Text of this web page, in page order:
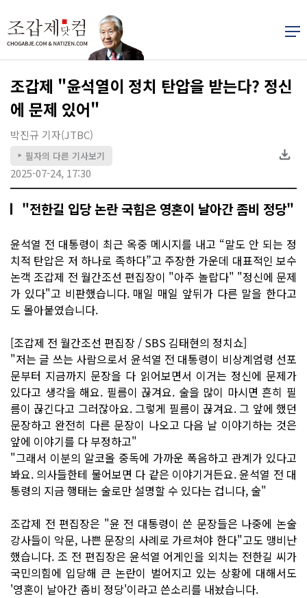
조갑제 "윤석열이 정치 탄압을 받는다? 정신
에 문제 있어"
박진규 기자(JTBC)
▶ 필자의 다른 기사보기
2025-07-24, 17:30
"전한길 입당 논란 국힘은 영혼이 날아간 좀비 정당"
윤석열 전 대통령이 최근 옥중 메시지를 내고 “말도 안 되는 정
치적 탄압은 저 하나로 족하다”고 주장한 가운데 대표적인 보수
논객 조갑제 전 월간조선 편집장이 "아주 놀랍다" "정신에 문제
가 있다"고 비판했습니다. 매일 매일 앞뒤가 다른 말을 한다고
도 몰아붙였습니다.
[조갑제 전 월간조선 편집장 / SBS 김태현의 정치쇼]
"저는 글 쓰는 사람으로서 윤석열 전 대통령이 비상계엄령 선포
문부터 지금까지 문장을 다 읽어보면서 이거는 정신에 문제가
있다고 생각을 해요. 필름이 끊겨요. 술을 많이 마시면 흔히 필
름이 끊긴다고 그러잖아요. 그렇게 필름이 끊겨요. 그 앞에 했던
문장하고 완전히 다른 문장이 나오고 다음 날 이야기하는 것은
앞에 이야기를 다 부정하고"
"그래서 이분의 알코올 중독에 가까운 폭음하고 관계가 있다고
봐요. 의사들한테 물어보면 다 같은 이야기거든요. 윤석열 전 대
통령의 지금 행태는 술로만 설명할 수 있다는 겁니다, 술"
조갑제 전 편집장은 "윤 전 대통령이 쓴 문장들은 나중에 논술
강사들이 악문, 나쁜 문장의 사례로 가르쳐야 한다"고도 맹비난
했습니다. 조 전 편집장은 윤석열 어게인을 외치는 전한길 씨가
국민의힘에 입당해 큰 논란이 벌어지고 있는 상황에 대해서도
'영혼이 날아간 좀비 정당'이라고 쓴소리를 내놨습니다.